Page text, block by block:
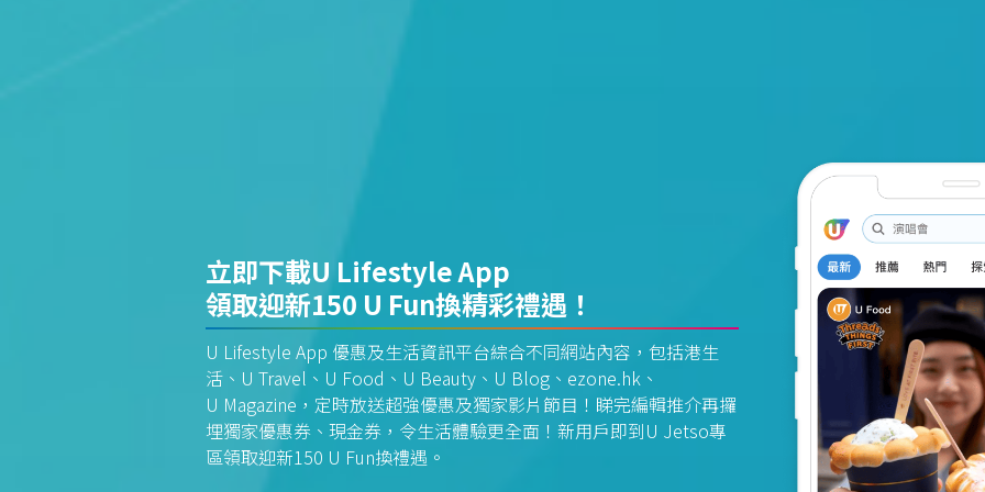
立即下載U Lifestyle App
領取迎新150 U Fun換精彩禮遇！
U Lifestyle App 優惠及生活資訊平台綜合不同網站內容，包括港生
活、U Travel、U Food、U Beauty、U Blog、ezone.hk、
U Magazine，定時放送超強優惠及獨家影片節目！睇完編輯推介再攞
埋獨家優惠券、現金券，令生活體驗更全面！新用戶即到U Jetso專
區領取迎新150 U Fun換禮遇。